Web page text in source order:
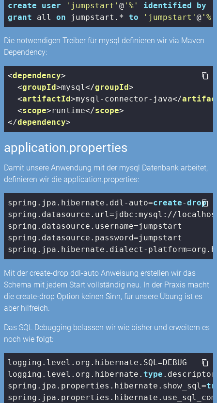
create
user 'jumpstart'@ '%' identified by
grant all on jumpstart.* to 'jumpstart'@ '%'
Die notwendigen Treiber für mysql definieren wir via Maven
Dependency:
<dependency>
<groupId>mysql</groupId>
<artifactId>mysql-connector-java</
<scope>runtime</scope>
</dependency>
application.properties
Damit unsere Anwendung mit der mysql Datenbank arbeitet,
definieren wir die application.properties:
spring.jpa.hibernate.ddl-auto=create-drop
spring.datasource.url=jdbc:mysql://
spring.datasource.username=jumpstart
spring.datasource.password=jumpstart
spring.jpa.hibernate.dialect-
Mit der create-drop ddl-auto Anweisung erstellen wir das
Schema mit jedem Start vollständig neu. In der Praxis macht
die create-drop Option keinen Sinn, für unsere Übung ist es
aber hilfreich.
Das SQL Debugging belassen wir wie bisher und erweitern es
noch wie folgt:
logging.level.org.hibernate.SQL=DEBUG
logging.level.org.hibernate.type
spring.jpa.properties.hibernate.show_sql=